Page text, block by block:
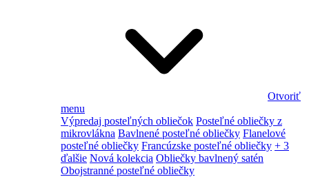
Otvoriť
menu
Výpredaj posteľných obliečok Posteľné obliečky z
mikrovlákna Bavlnené posteľné obliečky Flanelové
posteľné obliečky Francúzske posteľné obliečky + 3
ďalšie Nová kolekcia Obliečky bavlnený satén
Obojstranné posteľné obliečky